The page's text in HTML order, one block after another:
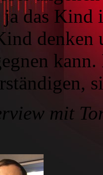
ja das
denken
kann.
mit